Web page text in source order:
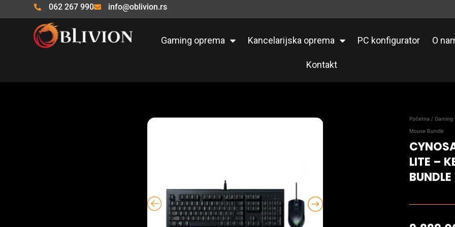
na
062 267 990 info@oblivion.rs
Gaming oprema Kancelarijska oprema PC konfigurator O
Kontakt
Početna /
Mouse Bundle
LITE –
BUNDLE